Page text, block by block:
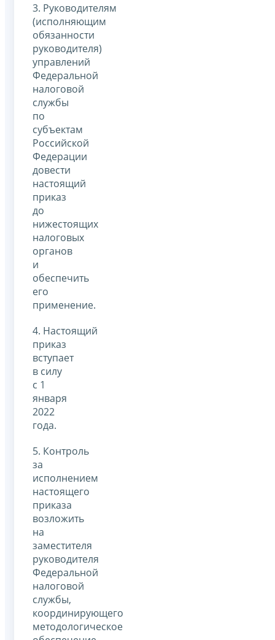
3. Руководителям
(исполняющим
обязанности
руководителя)
управлений
Федеральной
налоговой
службы
по
субъектам
Российской
Федерации
довести
настоящий
приказ
до
нижестоящих
налоговых
органов
и
обеспечить
его
применение.
4. Настоящий
приказ
вступает
в силу
с 1
января
2022
года.
5. Контроль
за
исполнением
настоящего
приказа
возложить
на
заместителя
руководителя
Федеральной
налоговой
службы,
координирующего
методологическое